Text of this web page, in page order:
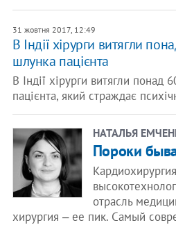
31 жовтня 2017, 12:49
В Індії хірурги витягли
шлунка пацієнта
В Індії хірурги витягли понад
пацієнта, який страждає
НАТАЛЬЯ
Пороки
отрасль
хирургия ‒ ее пик. Самый